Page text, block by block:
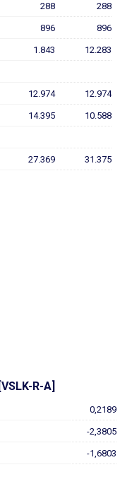
288 288
896 896
1.843 12.283
12.974 12.974
14.395 10.588
27.369 31.375
R-A]
0,2189
-2,3805
-1,6803